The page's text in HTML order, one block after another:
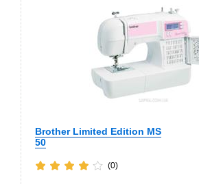
Brother Limited Edition MS
50
(0)